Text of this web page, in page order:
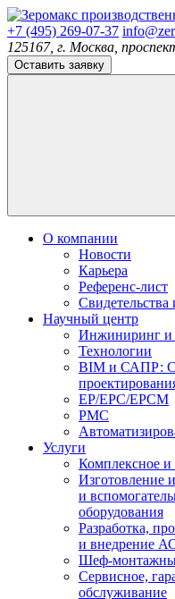
+7 (495) 269-07-37
125167, г. Москва,
Оставить заявку
О компании
Новости
Карьера
Референс-лист
Научный центр
Инжиниринг
Технологии
BIM и САПР:
EP/EPC/EPCM
PMC
Услуги
Комплексное и
Изготовление
и
оборудования
Разработка,
и внедрение
Шеф-
Сервисное,
обслуживание